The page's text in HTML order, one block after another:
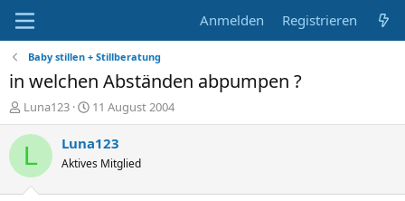
Anmelden Registrieren
Baby stillen + Stillberatung
in welchen Abständen abpumpen ?
E
r
s
Luna123
E
r
s
e
11 August 2004
L Luna123
Aktives Mitglied